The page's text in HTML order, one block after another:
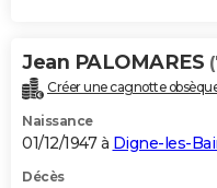
Jean PALOMARES
Créer une cagnotte
Naissance
01/12/1947 à Digne-les-
Décès